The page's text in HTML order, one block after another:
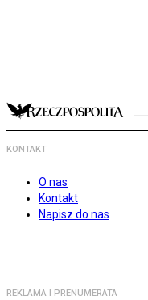
KONTAKT
O nas
Kontakt
Napisz do nas
REKLAMA I PRENUMERATA